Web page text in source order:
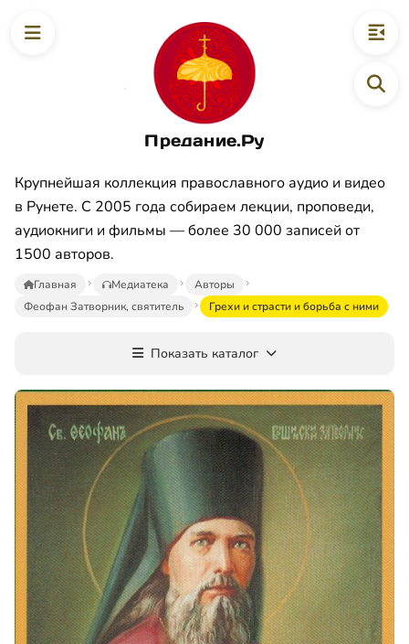
Предание.Ру
Крупнейшая коллекция православного аудио и видео
в Рунете. С 2005 года собираем лекции, проповеди,
аудиокниги и фильмы — более 30 000 записей от
1500 авторов.
Главная Медиатека
Авторы
Феофан Затворник, святитель
Грехи и страсти и борьба с ними
Показать каталог